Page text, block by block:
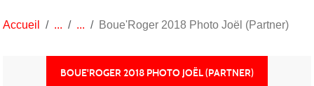
Accueil Boue'Roger 2018 Photo Joël (Partner)
BOUE'ROGER 2018 PHOTO JOËL (PARTNER)